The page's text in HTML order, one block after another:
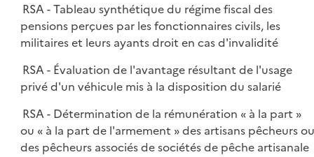
RSA - Tableau synthétique du régime fiscal des
pensions perçues par les fonctionnaires civils, les
militaires et leurs ayants droit en cas d'invalidité
RSA - Évaluation de l'avantage résultant de l'usage
privé d'un véhicule mis à la disposition du salarié
RSA - Détermination de la rémunération « à la part »
ou « à la part de l'armement » des artisans pêcheurs ou
des pêcheurs associés de sociétés de pêche artisanale